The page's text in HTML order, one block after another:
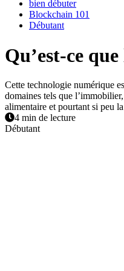
bien débuter
Blockchain 101
Débutant
Qu’est-ce
Cette technologie numérique
domaines tels que
alimentaire et pourtant si peu
4 min de lecture
Débutant